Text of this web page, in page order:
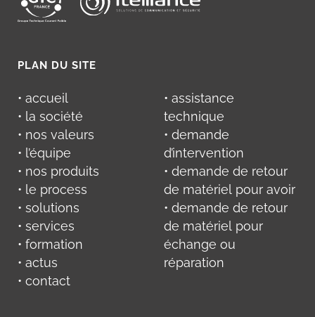
PLAN DU SITE
• accueil
• la société
• nos valeurs
• l’équipe
• nos produits
• le process
• solutions
• services
• formation
• actus
• contact
• assistance
technique
• demande
d’intervention
• demande de retour
de matériel pour avoir
• demande de retour
de matériel pour
échange ou
réparation